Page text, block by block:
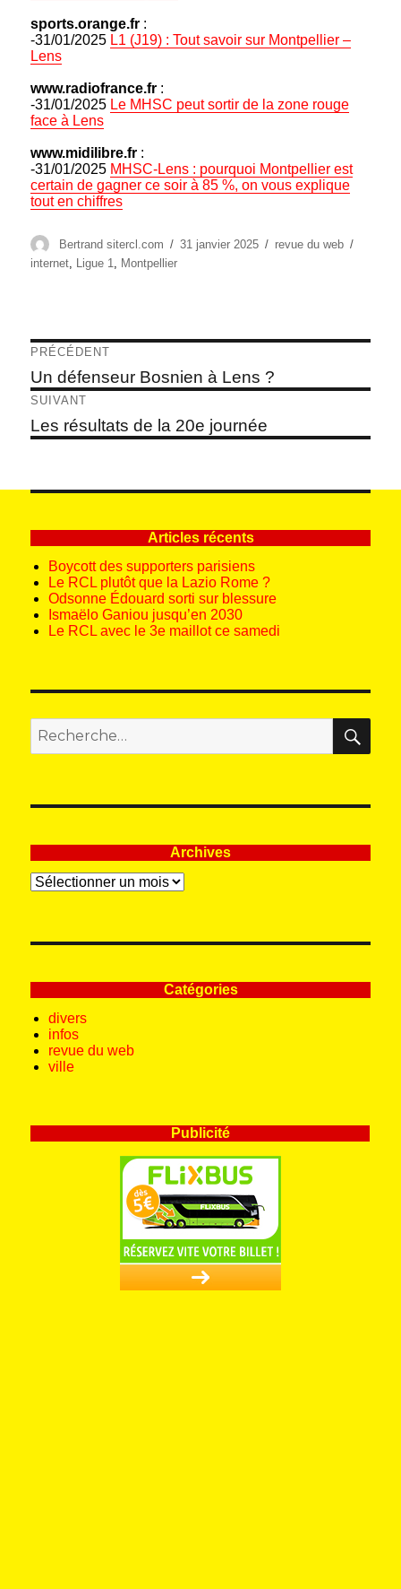
sports.orange.fr :
-31/01/2025 L1 (J19) : Tout savoir sur Montpellier –
Lens
www.radiofrance.fr :
-31/01/2025 Le MHSC peut sortir de la zone rouge
face à Lens
www.midilibre.fr :
-31/01/2025 MHSC-Lens : pourquoi Montpellier est
certain de gagner ce soir à 85 %, on vous explique
tout en chiffres
Auteur
Bertrand sitercl.com
Publié
31 janvier 2025 Catégories
revue du web
internet, Ligue 1, Montpellier
Navigation
de
l’article
PRÉCÉDENT
Article
précédent :
Un défenseur Bosnien à Lens ?
SUIVANT
Article
suivant :
Les résultats de la 20e journée
Articles récents
Boycott des supporters parisiens
Le RCL plutôt que la Lazio Rome ?
Odsonne Édouard sorti sur blessure
Ismaëlo Ganiou jusqu’en 2030
Le RCL avec le 3e maillot ce samedi
pour
:
Archives
Archives
Catégories
divers
infos
revue du web
ville